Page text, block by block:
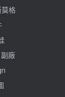
莫格
廠